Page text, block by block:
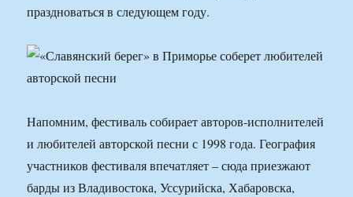
праздноваться в следующем году.
Напомним, фестиваль собирает авторов-исполнителей
и любителей авторской песни с 1998 года. География
участников фестиваля впечатляет – сюда приезжают
барды из Владивостока, Уссурийска, Хабаровска,